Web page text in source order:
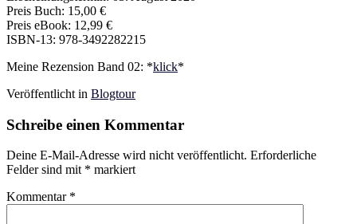
Preis Buch: 15,00 €
Preis eBook: 12,99 €
ISBN-13: 978-3492282215
Meine Rezension Band 02: *klick*
Veröffentlicht in Blogtour
Schreibe einen Kommentar
Deine E-Mail-Adresse wird nicht veröffentlicht. Erforderliche
Felder sind mit * markiert
Kommentar *